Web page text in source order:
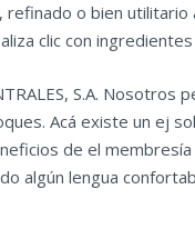
o bien
clic con
S.A.
Acá existe un ej
de el
algún lengua